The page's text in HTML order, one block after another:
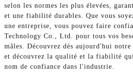
selon les normes les plus élevées,
et une fiabilité durables. Que vous
une entreprise, vous pouvez faire
Technology Co., Ltd. pour tous vos
mâles. Découvrez dès aujourd'hui notre
et découvrez la qualité et la fiabilité
nom de confiance dans l'industrie.